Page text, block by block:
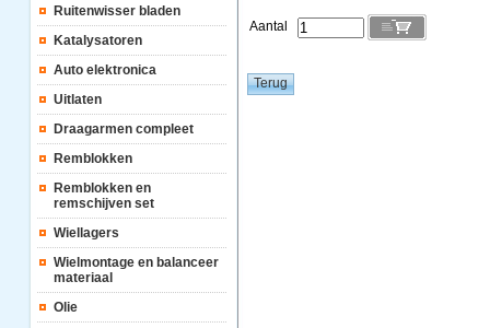
Ruitenwisser bladen
Katalysatoren
Auto elektronica
Uitlaten
Draagarmen compleet
Remblokken
Remblokken en
remschijven set
Wiellagers
Wielmontage en balanceer
materiaal
Olie
Aantal